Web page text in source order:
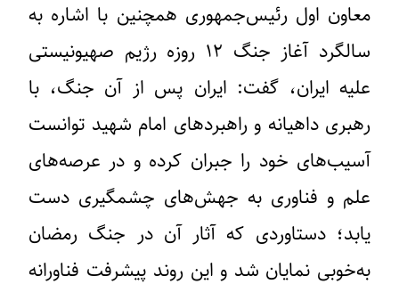
معاون اول رئیس‌جمهوری همچنین با اشاره به
سالگرد آغاز جنگ ۱۲ روزه رژیم صهیونیستی
علیه ایران، گفت: ایران پس از آن جنگ، با
رهبری داهیانه و راهبردهای امام شهید توانست
آسیب‌های خود را جبران کرده و در عرصه‌های
علم و فناوری به جهش‌های چشمگیری دست
یابد؛ دستاوردی که آثار آن در جنگ رمضان
به‌خوبی نمایان شد و این روند پیشرفت فناورانه